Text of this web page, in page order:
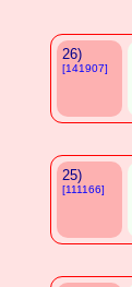
26)
[141907]
25)
[111166]